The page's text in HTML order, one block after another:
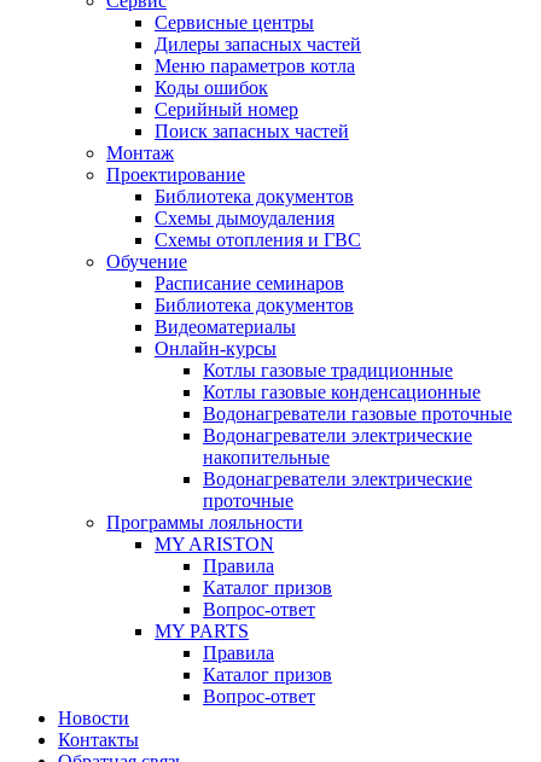
Сервисные центры
Дилеры запасных частей
Меню параметров котла
Коды ошибок
Серийный номер
Поиск запасных частей
Монтаж
Проектирование
Библиотека документов
Схемы дымоудаления
Схемы отопления и ГВС
Обучение
Расписание семинаров
Библиотека документов
Видеоматериалы
Онлайн-курсы
Котлы газовые традиционные
Котлы газовые конденсационные
Водонагреватели газовые проточные
Водонагреватели электрические
накопительные
Водонагреватели электрические
проточные
Программы лояльности
MY ARISTON
Правила
Каталог призов
Вопрос-ответ
MY PARTS
Правила
Каталог призов
Вопрос-ответ
Новости
Контакты